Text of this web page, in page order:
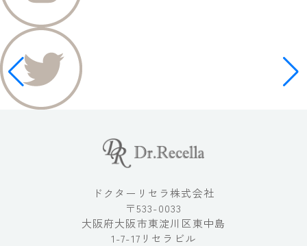
ドクターリセラ株式会社
〒533-0033
大阪府大阪市東淀川区東中島
1-7-17リセラビル